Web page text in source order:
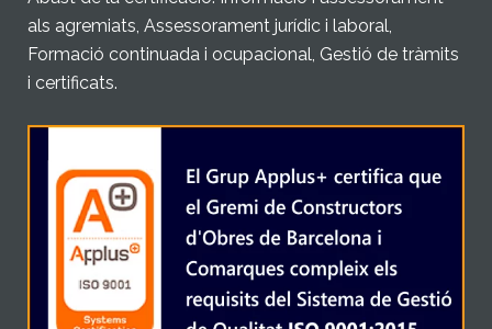
als agremiats, Assessorament jurídic i laboral,
Formació continuada i ocupacional, Gestió de tràmits
i certificats.